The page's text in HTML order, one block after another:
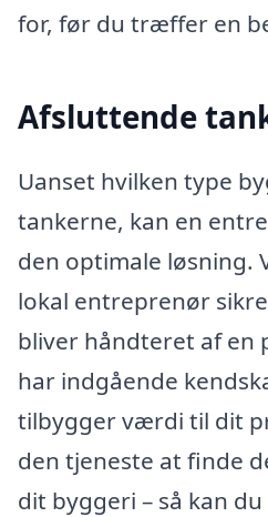
for, før du træffer en
Afsluttende
Uanset hvilken type
tankerne, kan en
den optimale løsning.
lokal entreprenør
bliver håndteret af en
har indgående
tilbygger værdi til dit
den tjeneste at finde
dit byggeri – så kan